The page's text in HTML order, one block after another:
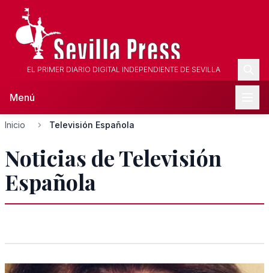
EL PRIMER DIARIO DIGITAL INDEPENDIENTE DE SEVILLA
Menú
Inicio Televisión Española
Noticias de Televisión
Española